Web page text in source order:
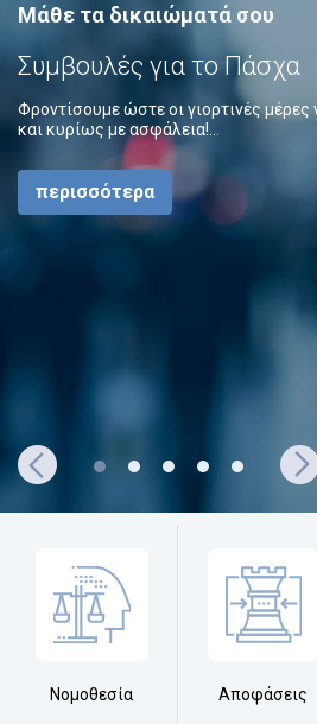
Μάθε τα δικαιώματά σου
Συμβουλές για το Πάσχα
Φροντίσουμε ώστε οι γιορτινές
και κυρίως με ασφάλεια!...
περισσότερα
Νομοθεσία Αποφάσεις